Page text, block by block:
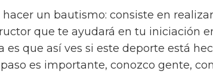
un bautismo: consiste en
que te ayudará en tu iniciación
es que así ves si este deporte está
es importante, conozco gente,